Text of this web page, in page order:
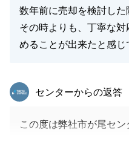
数年前に売却を検討した
その時よりも、丁寧な
めることが出来たと感じ
東急リバブル
センターからの返答
この度は弊社市が尾セ